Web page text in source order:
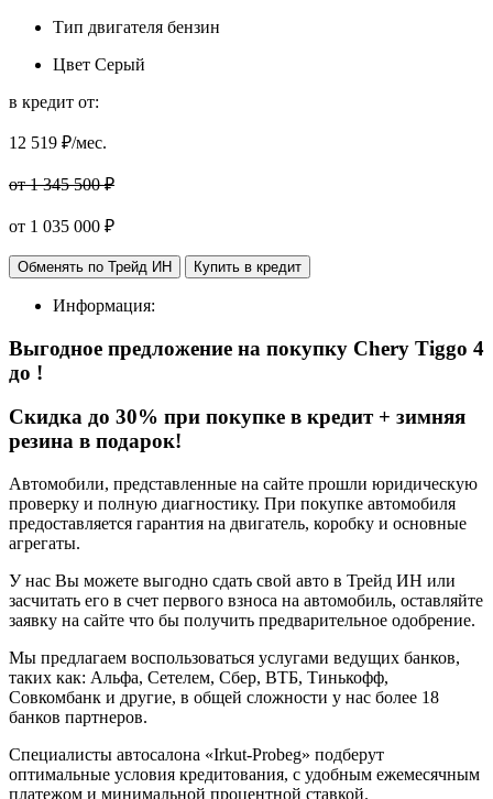
Тип двигателя бензин
Цвет Серый
в кредит от:
12 519 ₽/мес.
от 1 345 500 ₽
от 1 035 000 ₽
Обменять по Трейд ИН Купить в кредит
Информация:
Выгодное предложение на покупку Chery Tiggo 4
до !
Cкидка до 30% при покупке в кредит + зимняя
резина в подарок!
Автомобили, представленные на сайте прошли юридическую
проверку и полную диагностику. При покупке автомобиля
предоставляется гарантия на двигатель, коробку и основные
агрегаты.
У нас Вы можете выгодно сдать свой авто в Трейд ИН или
засчитать его в счет первого взноса на автомобиль, оставляйте
заявку на сайте что бы получить предварительное одобрение.
Мы предлагаем воспользоваться услугами ведущих банков,
таких как: Альфа, Сетелем, Сбер, ВТБ, Тинькофф,
Совкомбанк и другие, в общей сложности у нас более 18
банков партнеров.
Специалисты автосалона «Irkut-Probeg» подберут
оптимальные условия кредитования, с удобным ежемесячным
платежом и минимальной процентной ставкой.